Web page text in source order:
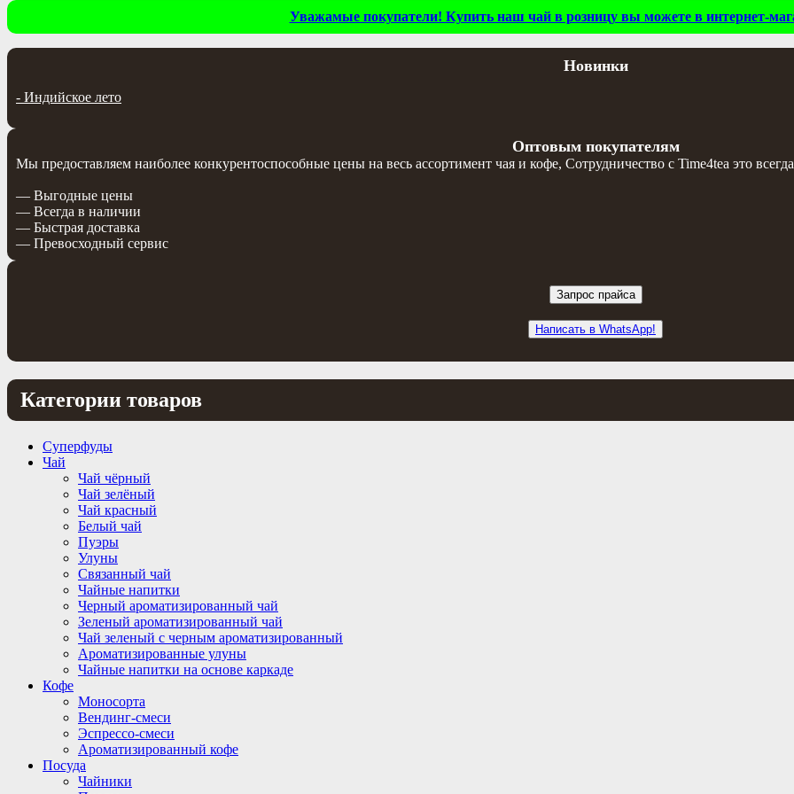
Уважамые покупатели! Купить наш чай в розницу вы можете в интернет-
Новинки
- Индийское лето
Оптовым покупателям
Мы предоставляем наиболее конкурентоспособные цены на весь ассортимент чая и кофе, Сотрудничество с Time4tea это
— Выгодные цены
— Всегда в наличии
— Быстрая доставка
— Превосходный сервис
Запрос прайса
Написать в WhatsApp!
Категории товаров
Суперфуды
Чай
Чай чёрный
Чай зелёный
Чай красный
Белый чай
Пуэры
Улуны
Связанный чай
Чайные напитки
Черный ароматизированный чай
Зеленый ароматизированный чай
Чай зеленый с черным ароматизированный
Ароматизированные улуны
Чайные напитки на основе каркаде
Кофе
Моносорта
Вендинг-смеси
Эспрессо-смеси
Ароматизированный кофе
Посуда
Чайники